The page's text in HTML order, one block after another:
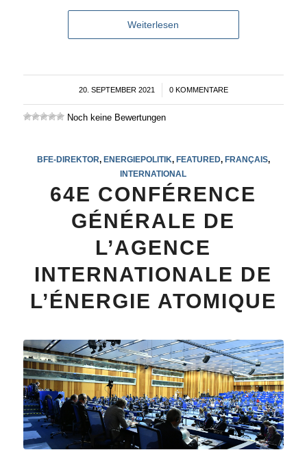
Weiterlesen
20. SEPTEMBER 2021
/ 0 KOMMENTARE
Noch keine Bewertungen
BFE-DIREKTOR, ENERGIEPOLITIK, FEATURED, FRANÇAIS,
INTERNATIONAL
64E CONFÉRENCE
GÉNÉRALE DE
L’AGENCE
INTERNATIONALE DE
L’ÉNERGIE ATOMIQUE